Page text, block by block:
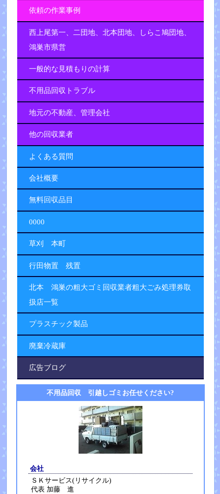
依頼の作業事例
西上尾第一、二団地、北本団地、しらこ鳩団地、
鴻巣市県営
一般的な見積もりの計算
不用品回収トラブル
地元の不動産、管理会社
他の回収業者
よくある質問
会社概要
無料回収品目
0000
草刈 本町
行田物置 残置
北本 鴻巣の粗大ゴミ回収業者粗大ごみ処理券取
扱店一覧
プラスチック製品
廃棄冷蔵庫
広告ブログ
不用品回収 引越しゴミお任せください?
会社
ＳＫサービス(リサイクル)
代表 加藤 進